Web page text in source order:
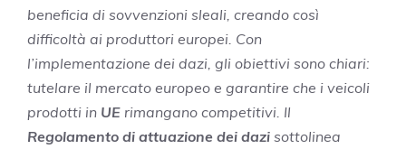
beneficia di sovvenzioni sleali, creando così
difficoltà ai produttori europei. Con
l’implementazione dei dazi, gli obiettivi sono chiari:
tutelare il mercato europeo e garantire che i veicoli
prodotti in UE rimangano competitivi. Il
Regolamento di attuazione dei dazi sottolinea